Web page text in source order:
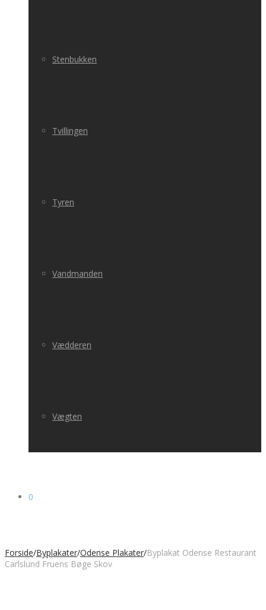
Stenbukken
Tvillingen
Tyren
Vandmanden
Vædderen
Vægten
0
Forside/Byplakater/Odense Plakater/Byplakat Odense Restaurant
Carlslund Fruens Bøge Skov